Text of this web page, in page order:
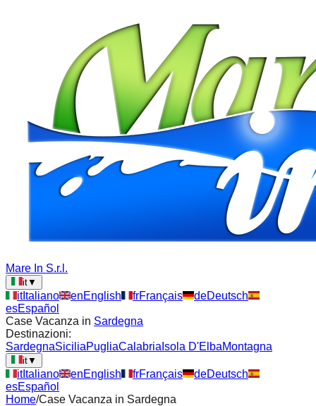
Mare In S.r.l.
it▼
itItaliano enEnglish frFrançais deDeutsch
esEspañol
Case Vacanza in Sardegna
Destinazioni:
SardegnaSiciliaPugliaCalabria Isola D'ElbaMontagna
it▼
itItaliano enEnglish frFrançais deDeutsch
esEspañol
Home/Case Vacanza in Sardegna